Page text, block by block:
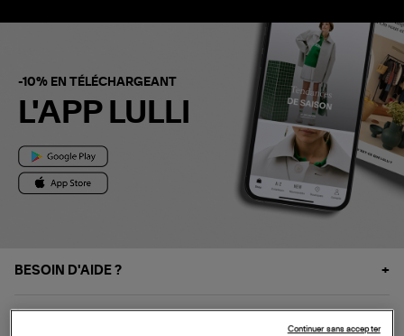
-10% EN TÉLÉCHARGEANT
L'APP LULLI
BESOIN D'AIDE ?
Continuer sans accepter